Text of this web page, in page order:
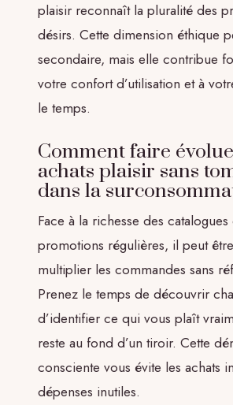
plaisir reconnaît la pluralité des
désirs. Cette dimension éthique
secondaire, mais elle contribue
votre confort d’utilisation et à
le temps.
Comment faire
achats plaisir sans
dans la
Face à la richesse des catalogues
promotions régulières, il peut
multiplier les commandes sans
Prenez le temps de découvrir
d’identifier ce qui vous plaît
reste au fond d’un tiroir. Cette
consciente vous évite les achats
dépenses inutiles.